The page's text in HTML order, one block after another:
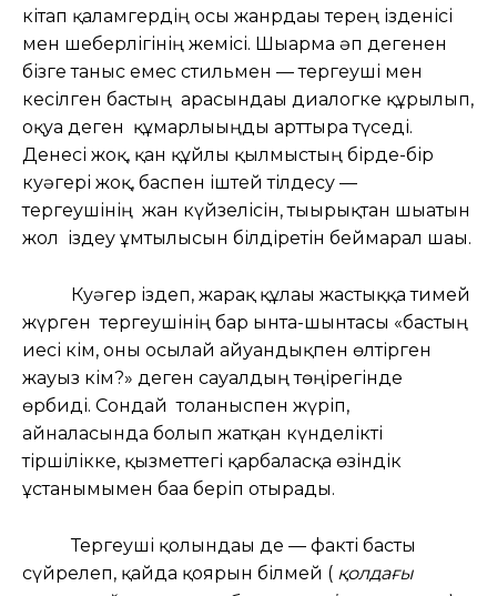
кітап қаламгердің осы жанрдағы терең ізденісі
мен шеберлігінің жемісі. Шығарма әп дегенен
бізге таныс емес стильмен — тергеуші мен
кесілген бастың арасындағы диалогке құрылып,
оқуға деген құмарлығыңды арттыра түседі.
Денесі жоқ, қан құйлы қылмыстың бірде-бір
куәгері жоқ, баспен іштей тілдесу —
тергеушінің жан күйзелісін, тығырықтан шығатын
жол іздеу ұмтылысын білдіретін беймарал шағы.
Куәгер іздеп, жарғақ құлағы жастыққа тимей
жүрген тергеушінің бар ынта-шынтасы «бастың
иесі кім, оны осылай айуандықпен өлтірген
жауыз кім?» деген сауалдың төңірегінде
өрбиді. Сондай толғаныспен жүріп,
айналасында болып жатқан күнделікті
тіршілікке, қызметтегі қарбаласқа өзіндік
ұстанымымен баға беріп отырады.
Тергеуші қолындағы де — факті басты
сүйрелеп, қайда қоярын білмей ( қолдағы